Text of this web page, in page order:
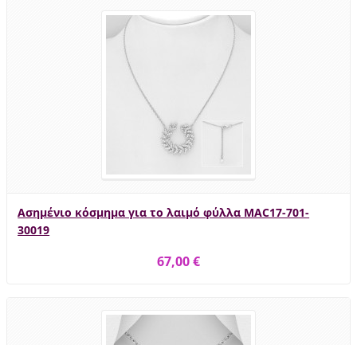
Ασημένιο κόσμημα για το λαιμό φύλλα MAC17-701-
30019
67,00 €